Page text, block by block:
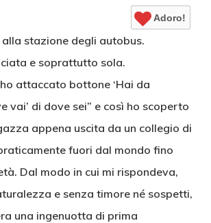
Adoro!
alla stazione degli autobus.
e soprattutto sola.
attaccato bottone ‘Hai da
vai’ di dove sei” e così ho scoperto
appena uscita da un collegio di
fuori dal mondo fino
Dal modo in cui mi rispondeva,
e senza timore né sospetti,
una ingenuotta di prima